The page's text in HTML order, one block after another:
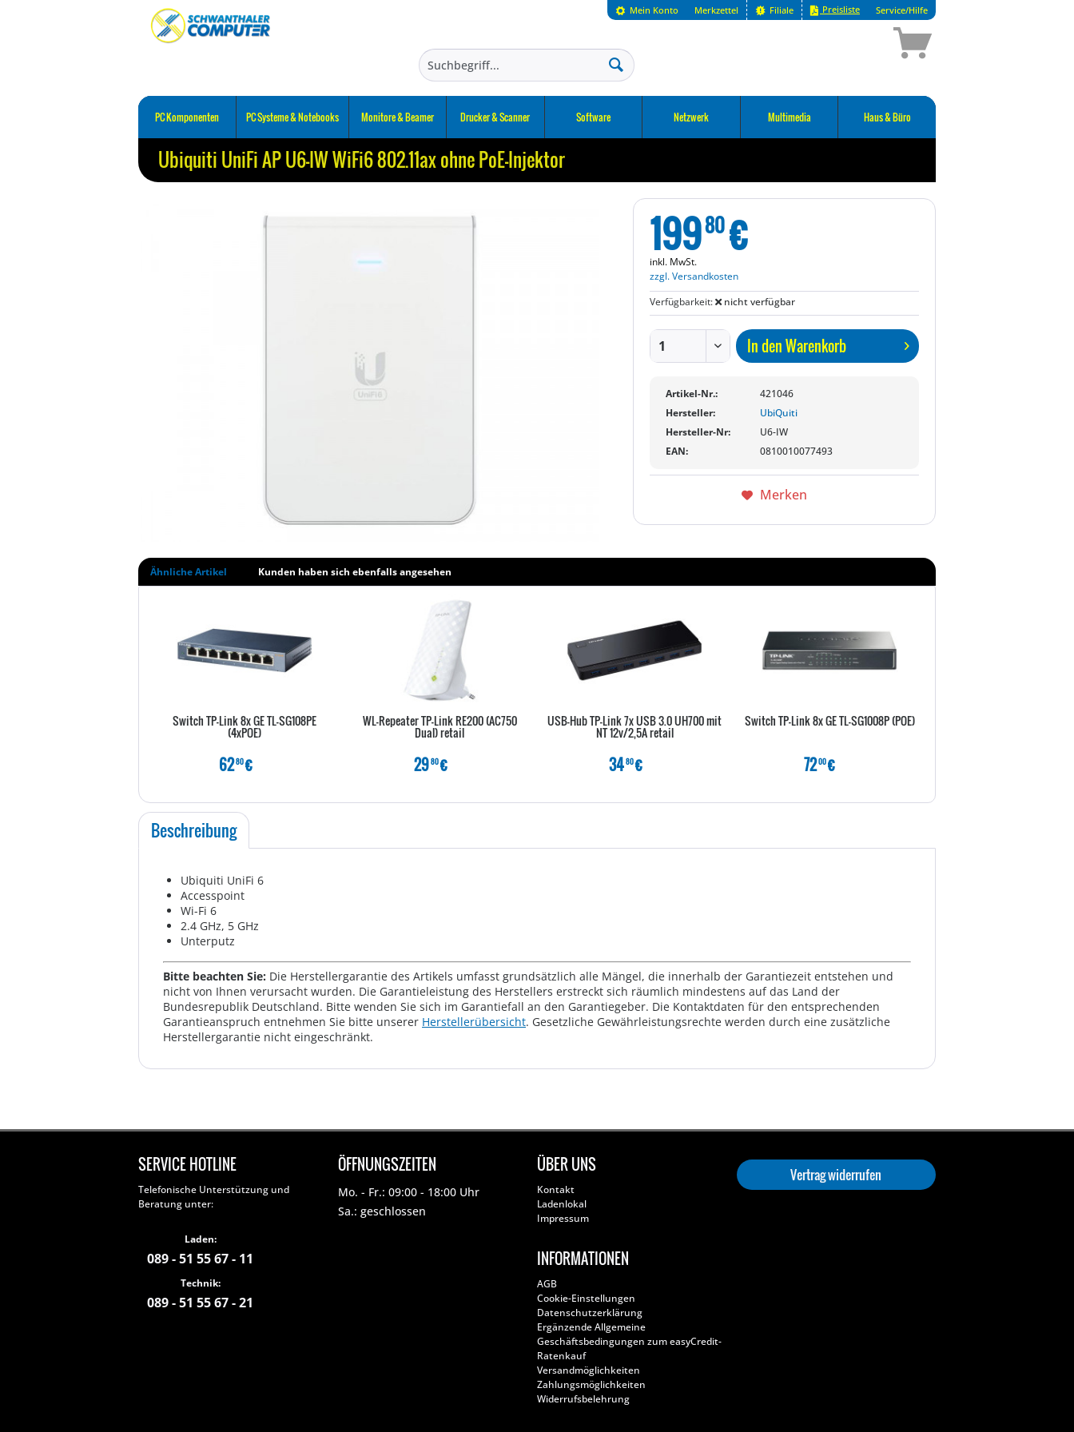
Mein Konto Merkzettel Filiale Preisliste Service/Hilfe
PC Komponenten PC Systeme & Notebooks Monitore & Beamer Drucker & Scanner Software Netzwerk Multimedia Haus & Büro
Ubiquiti UniFi AP U6-IW WiFi6 802.11ax ohne PoE-Injektor
19980€
inkl. MwSt.
zzgl. Versandkosten
Verfügbarkeit:
nicht verfügbar
In denWarenkorb
Artikel-Nr.:
421046
Hersteller:
UbiQuiti
Hersteller-Nr:
U6-IW
EAN:
0810010077493
Merken
Ähnliche Artikel Kunden haben sich ebenfalls angesehen
Switch TP-Link 8x GE TL-SG108PE
(4xPOE)
6280€
WL-Repeater TP-Link RE200 (AC750
Dual) retail
2980€
USB-Hub TP-Link 7x USB 3.0 UH700 mit
NT 12v/2,5A retail
3480€
Switch TP-Link 8x GE TL-SG1008P (POE)
7200€
Beschreibung
Ubiquiti UniFi 6
Accesspoint
Wi-Fi 6
2.4 GHz, 5 GHz
Unterputz
Bitte beachten Sie: Die Herstellergarantie des Artikels umfasst grundsätzlich alle Mängel, die innerhalb der Garantiezeit entstehen und
nicht von Ihnen verursacht wurden. Die Garantieleistung des Herstellers erstreckt sich räumlich mindestens auf das Land der
Bundesrepublik Deutschland. Bitte wenden Sie sich im Garantiefall an den Garantiegeber. Die Kontaktdaten für den entsprechenden
Garantieanspruch entnehmen Sie bitte unserer Herstellerübersicht. Gesetzliche Gewährleistungsrechte werden durch eine zusätzliche
Herstellergarantie nicht eingeschränkt.
SERVICE HOTLINE
Telefonische Unterstützung und
Beratung unter:
Laden:
089 - 51 55 67 - 11
Technik:
089 - 51 55 67 - 21
ÖFFNUNGSZEITEN
Mo. - Fr.: 09:00 - 18:00 Uhr
Sa.: geschlossen
ÜBER UNS
Kontakt
Ladenlokal
Impressum
INFORMATIONEN
AGB
Cookie-Einstellungen
Datenschutzerklärung
Ergänzende Allgemeine
Geschäftsbedingungen zum easyCredit-
Ratenkauf
Versandmöglichkeiten
Zahlungsmöglichkeiten
Widerrufsbelehrung
Vertrag widerrufen